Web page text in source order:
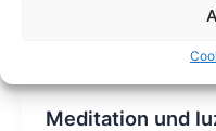
Thema immer wieder
Meditation und